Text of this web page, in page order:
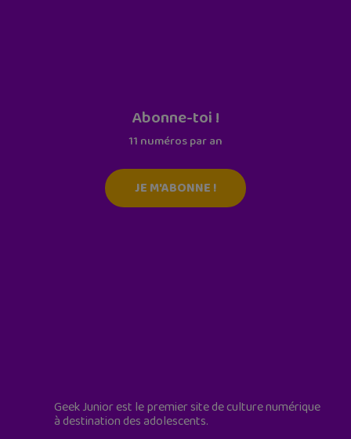
Abonne-toi !
11 numéros par an
JE M'ABONNE !
Geek Junior est le premier site de culture numérique
à destination des adolescents.